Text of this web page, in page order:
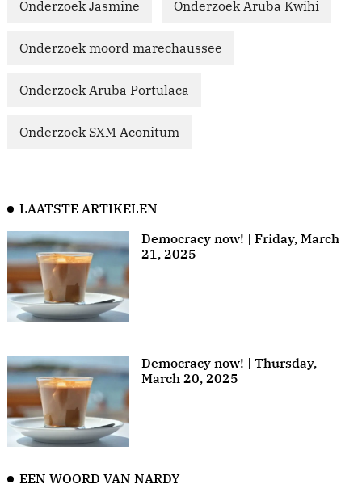
Onderzoek Jasmine Onderzoek Aruba Kwihi
Onderzoek moord marechaussee
Onderzoek Aruba Portulaca
Onderzoek SXM Aconitum
LAATSTE ARTIKELEN
Democracy now! | Friday, March
21, 2025
Democracy now! | Thursday,
March 20, 2025
EEN WOORD VAN NARDY